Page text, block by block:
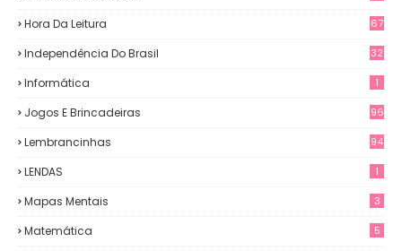
Hora Da Leitura 67
Independência Do Brasil 32
Informática 1
Jogos E Brincadeiras 96
Lembrancinhas 94
LENDAS 1
Mapas Mentais 3
Matemática 5